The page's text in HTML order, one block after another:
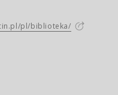
pl/biblioteka/